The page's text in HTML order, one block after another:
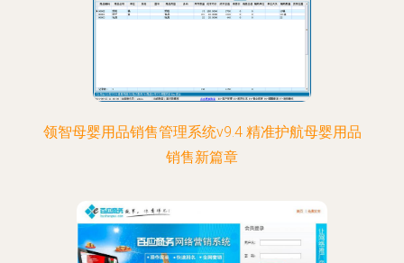
领智母婴用品销售管理系统v9.4 精准护航母婴用品
销售新篇章